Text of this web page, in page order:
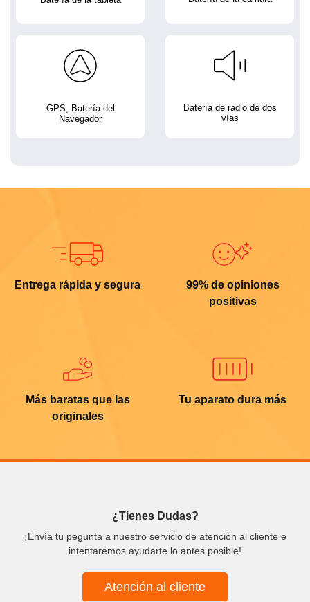
GPS, Batería del
Navegador
Batería de radio de dos
vías
Entrega rápida y segura
99% de opiniones
positivas
Más baratas que las
originales
Tu aparato dura más
¿Tienes Dudas?
¡Envía tu pegunta a nuestro servicio de atención al cliente e
intentaremos ayudarte lo antes posible!
Atención al cliente